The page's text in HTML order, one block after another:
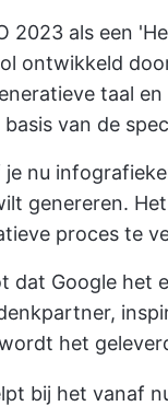
2023 als een
ontwikkeld
taal
van de
je nu
genereren.
proces te
dat Google het
het
bij het vanaf